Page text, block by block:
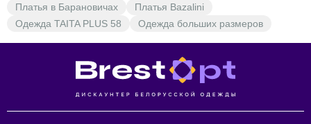
Платья в Барановичах
Платья Bazalini
Одежда TAITA PLUS 58
Одежда больших размеров